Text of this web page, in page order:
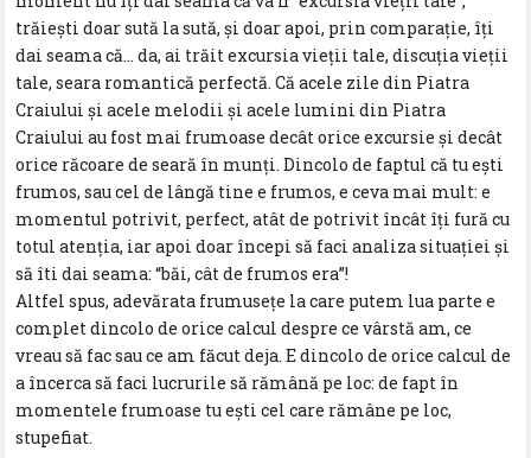
trăiești doar sută la sută, și doar apoi, prin comparaţie, îţi
dai seama că… da, ai trăit excursia vieţii tale, discuţia vieţii
tale, seara romantică perfectă. Că acele zile din Piatra
Craiului şi acele melodii şi acele lumini din Piatra
Craiului au fost mai frumoase decât orice excursie şi decât
orice răcoare de seară în munţi. Dincolo de faptul că tu ești
frumos, sau cel de lângă tine e frumos, e ceva mai mult: e
momentul potrivit, perfect, atât de potrivit încât îţi fură cu
totul atenţia, iar apoi doar începi să faci analiza situaţiei și
să îti dai seama: “băi, cât de frumos era”!
Altfel spus, adevărata frumuseţe la care putem lua parte e
complet dincolo de orice calcul despre ce vârstă am, ce
vreau să fac sau ce am făcut deja. E dincolo de orice calcul de
a încerca să faci lucrurile să rămână pe loc: de fapt în
momentele frumoase tu ești cel care rămâne pe loc,
stupefiat.